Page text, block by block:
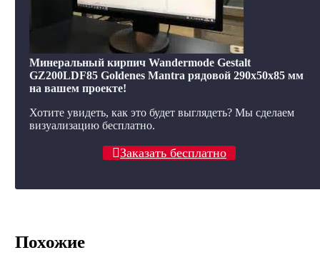
Минеральный кирпич Wandermode Gestalt
GZ200LDF85 Goldenes Mantra рядовой 290x50x85 мм
на вашем проекте!
Хотите увидеть, как это будет выглядеть? Мы сделаем
визуализацию бесплатно.
Заказать бесплатно
Похожие